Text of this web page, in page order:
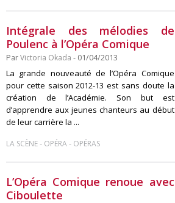
Intégrale des mélodies de
Poulenc à l’Opéra Comique
ParVictoria Okada - 01/04/2013
La grande nouveauté de l’Opéra Comique
pour cette saison 2012-13 est sans doute la
création de l’Académie. Son but est
d’apprendre aux jeunes chanteurs au début
de leur carrière la ...
LA SCÈNE- OPÉRA- OPÉRAS
L’Opéra Comique renoue avec
Ciboulette